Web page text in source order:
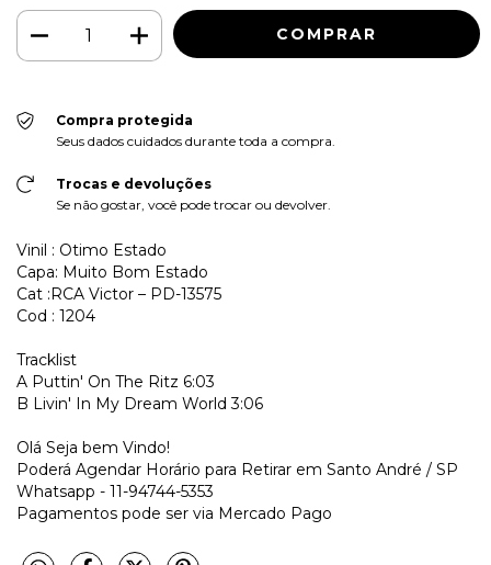
Compra protegida
Seus dados cuidados durante toda a compra.
Trocas e devoluções
Se não gostar, você pode trocar ou devolver.
Vinil : Otimo Estado
Capa: Muito Bom Estado
Cat :RCA Victor – PD-13575
Cod : 1204
Tracklist
A Puttin' On The Ritz 6:03
B Livin' In My Dream World 3:06
Olá Seja bem Vindo!
Poderá Agendar Horário para Retirar em Santo André / SP
Whatsapp - 11-94744-5353
Pagamentos pode ser via Mercado Pago